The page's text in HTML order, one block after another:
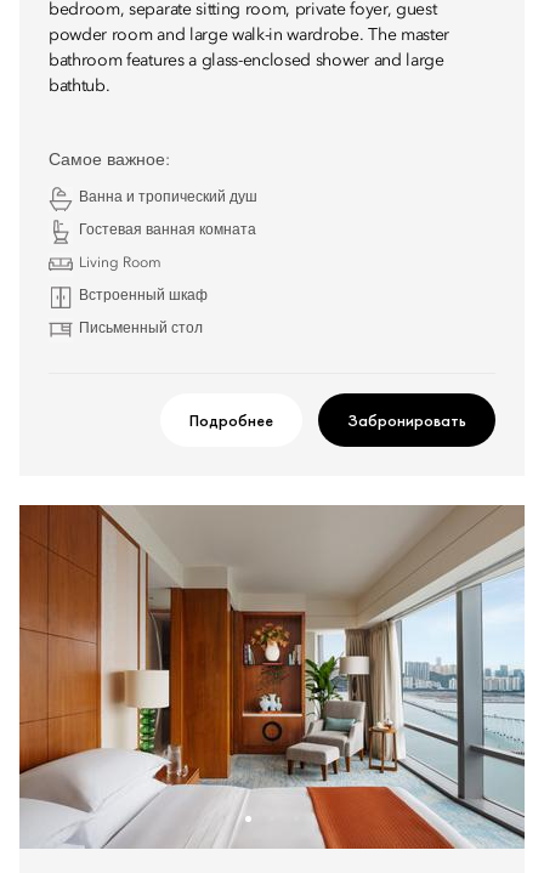
bedroom, separate sitting room, private foyer, guest
powder room and large walk-in wardrobe. The master
bathroom features a glass-enclosed shower and large
bathtub.
Самое важное:
Ванна и тропический душ
Гостевая ванная комната
Living Room
Встроенный шкаф
Письменный стол
Подробнее Забронировать